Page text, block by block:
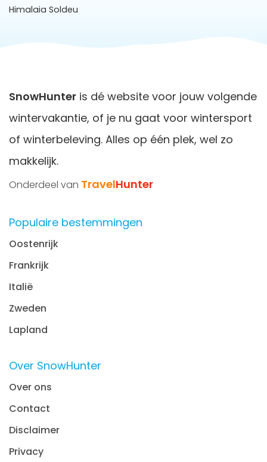
Himalaia Soldeu
SnowHunter is dé website voor jouw volgende
wintervakantie, of je nu gaat voor wintersport
of winterbeleving. Alles op één plek, wel zo
makkelijk.
Onderdeel van TravelHunter
Populaire bestemmingen
Oostenrijk
Frankrijk
Italië
Zweden
Lapland
Over SnowHunter
Over ons
Contact
Disclaimer
Privacy